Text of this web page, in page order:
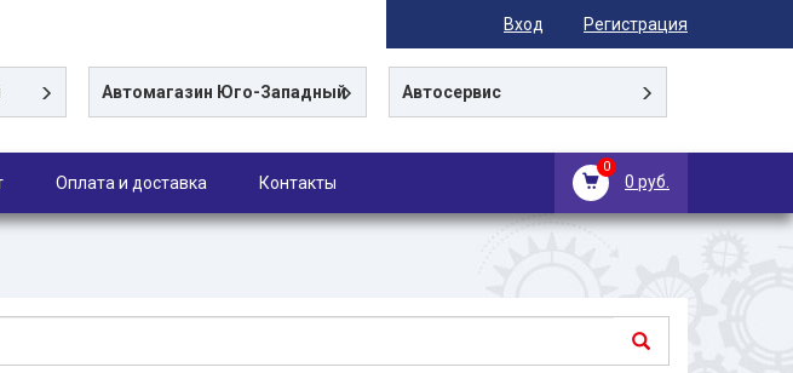
Вход Регистрация
Автомагазин Юго-Западный Автосервис
0
0 руб.
Оплата и доставка Контакты